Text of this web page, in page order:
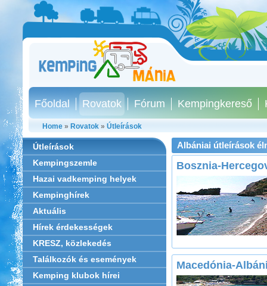
Főoldal Rovatok Fórum Kempingkereső
Home » Rovatok » Útleírások
Útleírások
Kempingszemle
Hazai vadkemping helyek
Kempinghírek
Aktuális
Hírek érdekességek
KRESZ, közlekedés
Találkozók és események
Kemping klubok hírei
Albániai útleírások
Bosznia-
Macedónia-